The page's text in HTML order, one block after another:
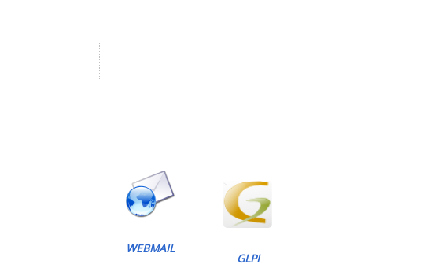
WEBMAIL
GLPI